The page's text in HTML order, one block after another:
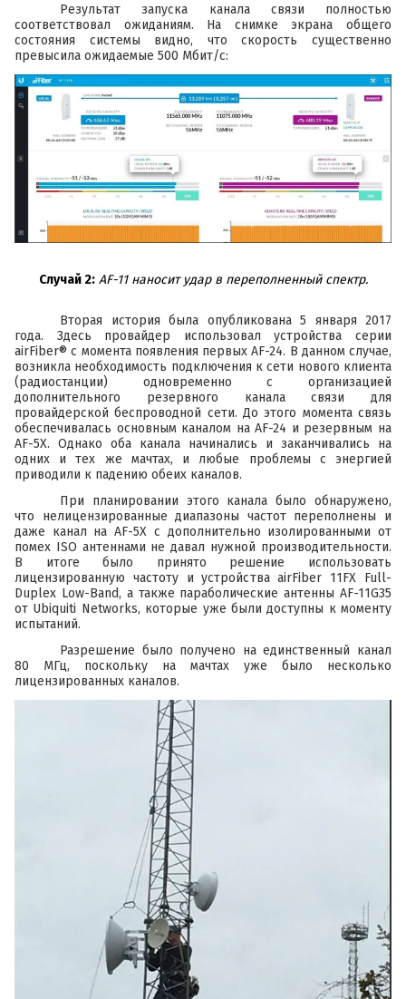
Результат запуска канала связи полностью
соответствовал ожиданиям. На снимке экрана общего
состояния системы видно, что скорость существенно
превысила ожидаемые 500 Мбит/с:
Случай 2: AF-11 наносит удар в переполненный спектр.
Вторая история была опубликована5 января 2017
года. Здесь провайдер использовал устройства серии
airFiber® с момента появления первыхAF-24. В данном случае,
возникла необходимость подключения к сети нового клиента
(радиостанции) одновременно с организацией
дополнительного резервного канала связи для
провайдерской беспроводной сети. До этого момента связь
обеспечивалась основным каналом наAF-24 и резервным на
AF-5Х. Однако оба канала начинались и заканчивались на
одних и тех же мачтах, и любые проблемы с энергией
приводили к падению обеих каналов.
При планировании этого канала было обнаружено,
что нелицензированные диапазоны частот переполнены и
даже канал наAF-5Х с дополнительно изолированными от
помех ISO антеннами не давал нужной производительности.
В итоге было принято решение использовать
лицензированную частоту и устройстваairFiber 11FX Full-
Duplex Low-Band, а также параболические антенныAF-11G35
от Ubiquiti Networks, которые уже были доступны к моменту
испытаний.
Разрешение было получено на единственный канал
80 МГц, поскольку на мачтах уже было несколько
лицензированных каналов.